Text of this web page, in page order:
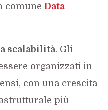
comuneData
scalabilità. Gli
organizzati in
con una crescita
più